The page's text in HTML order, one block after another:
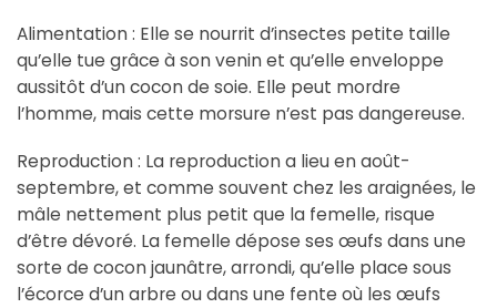
Alimentation : Elle se nourrit d’insectes petite taille
qu’elle tue grâce à son venin et qu’elle enveloppe
aussitôt d’un cocon de soie. Elle peut mordre
l’homme, mais cette morsure n’est pas dangereuse.
Reproduction : La reproduction a lieu en août-
septembre, et comme souvent chez les araignées, le
mâle nettement plus petit que la femelle, risque
d’être dévoré. La femelle dépose ses œufs dans une
sorte de cocon jaunâtre, arrondi, qu’elle place sous
l’écorce d’un arbre ou dans une fente où les œufs